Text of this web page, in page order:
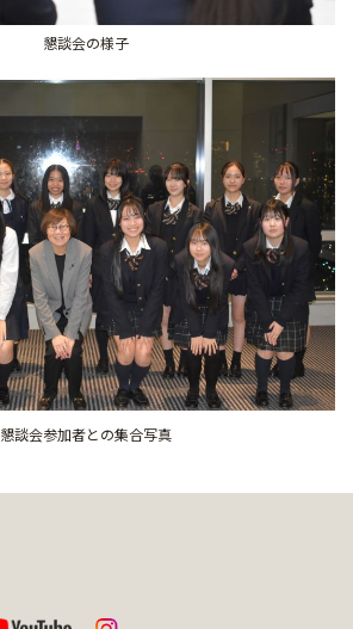
懇談会の様子
懇談会参加者との集合写真